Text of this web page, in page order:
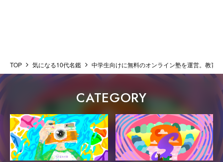
TOP 気になる10代名鑑 中学生向けに無料のオンライン塾を運営。教育
CATEGORY